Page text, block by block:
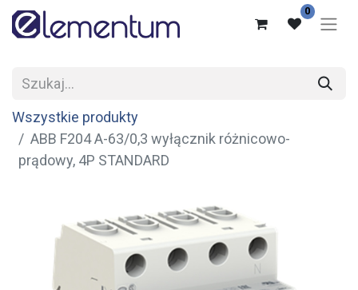
0
Wszystkie produkty
ABB F204 A-63/0,3 wyłącznik różnicowo-
prądowy, 4P STANDARD